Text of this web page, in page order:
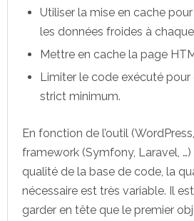
Utiliser la mise en cache
les données froides à chaque
Mettre en cache la page
Limiter le code exécuté pour
strict minimum.
En fonction de l’outil
framework (Symfony, Laravel,
qualité de la base de code, la
nécessaire est très variable. Il
garder en tête que le premier